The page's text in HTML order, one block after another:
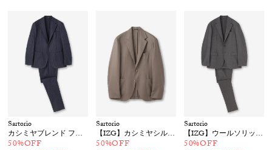
Sartorio
カシミヤブレンド フランネルストライプスーツ
50%OFF
Sartorio
【IZG】カシミヤシルクジャケット
50%OFF
Sartorio
【IZG】ウールソリッドスーツ
50%OFF